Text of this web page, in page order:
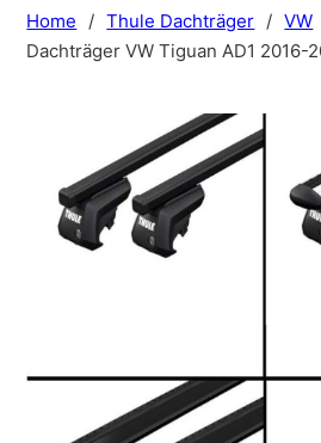
Home / Thule Dachträger / VW
Dachträger VW Tiguan AD1 2016-